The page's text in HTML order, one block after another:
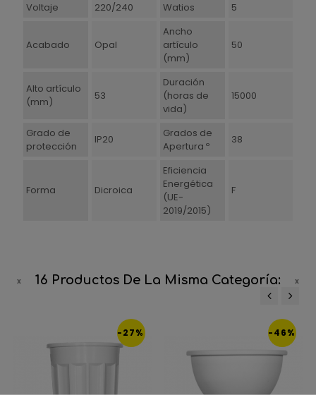
Voltaje
220/240 Watios 5
Acabado Opal
Ancho
artículo
(mm)
50
Alto artículo
(mm)
53
Duración
(horas de
vida)
15000
Grado de
protección
IP20
Grados de
Apertura º
38
Forma Dicroica
Eficiencia
Energética
(UE-
2019/2015)
F
16 Productos De La Misma Categoría:
-27% -46%